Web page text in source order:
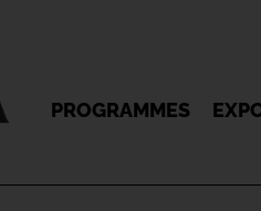
PROGRAMMES